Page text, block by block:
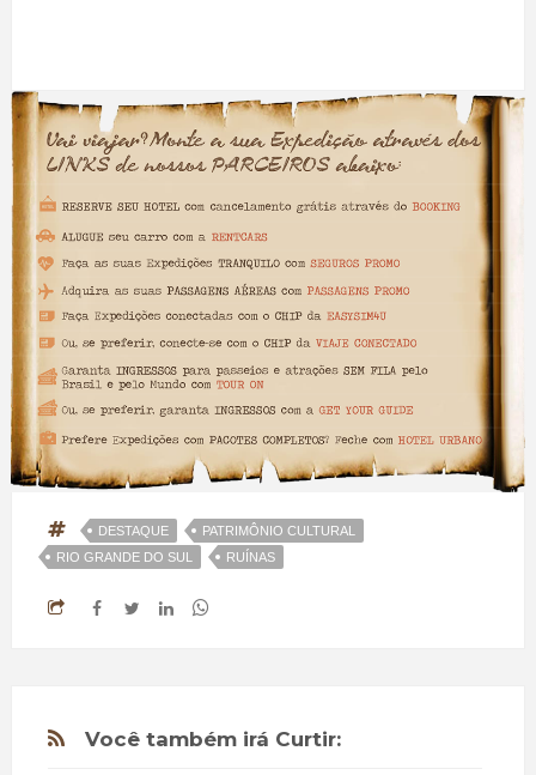
DESTAQUE
PATRIMÔNIO CULTURAL
RIO GRANDE DO SUL
RUÍNAS
Você também irá Curtir: